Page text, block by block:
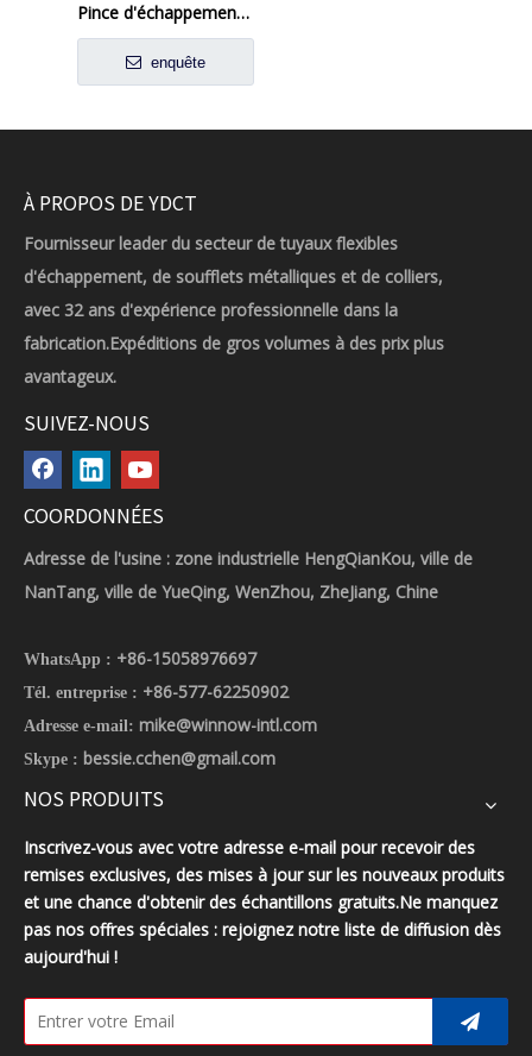
Pince d'échappement en U-boulons en acier inoxydable
enquête
À PROPOS DE YDCT
Fournisseur leader du secteur de tuyaux flexibles
d'échappement, de soufflets métalliques et de colliers,
avec 32 ans d'expérience professionnelle dans la
fabrication.Expéditions de gros volumes à des prix plus
avantageux.
SUIVEZ-NOUS
COORDONNÉES
Adresse de l'usine : zone industrielle HengQianKou, ville de
NanTang, ville de YueQing, WenZhou, ZheJiang, Chine
WhatsApp : +86-15058976697
Tél. entreprise : +86-577-62250902
Adresse e-mail: mike@winnow-intl.com
Skype : bessie.cchen@gmail.com
NOS PRODUITS
Inscrivez-vous avec votre adresse e-mail pour recevoir des
remises exclusives, des mises à jour sur les nouveaux produits
et une chance d'obtenir des échantillons gratuits.Ne manquez
pas nos offres spéciales : rejoignez notre liste de diffusion dès
aujourd'hui !